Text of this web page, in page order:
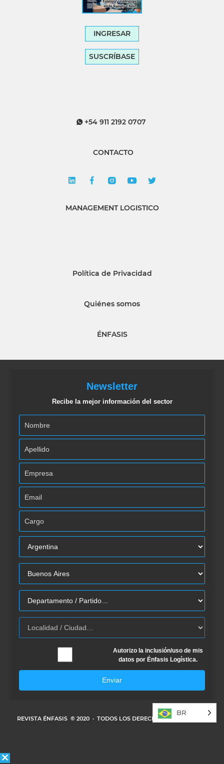
INGRESAR
SUSCRÍBASE
+54 911 2192 0707
CONTACTO
MANAGEMENT LOGISTICO
Política de Privacidad
Quiénes somos
ÉNFASIS
Newsletter
Recibe la mejor información del sector
Autorizo la inclusión/uso de mis
datos por Énfasis Logística.
Enviar
REVISTA ÉNFASIS © 2020 · TODOS LOS DERECHOS RESERVADOS
BR